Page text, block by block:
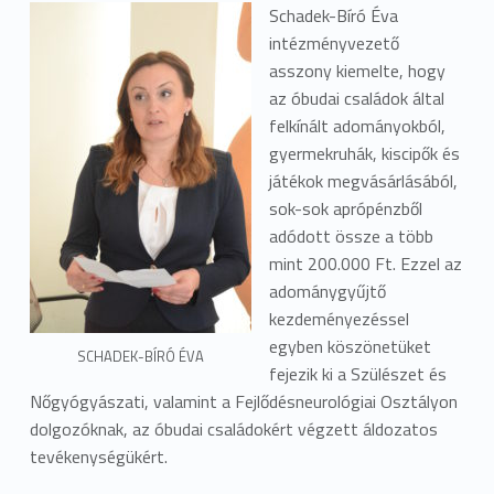
SCHADEK-BÍRÓ ÉVA
Schadek-Bíró Éva
intézményvezető
asszony kiemelte, hogy
az óbudai családok által
felkínált adományokból,
gyermekruhák, kiscipők és
játékok megvásárlásából,
sok-sok aprópénzből
adódott össze a több
mint 200.000 Ft. Ezzel az
adománygyűjtő
kezdeményezéssel
egyben köszönetüket
fejezik ki a Szülészet és
Nőgyógyászati, valamint a Fejlődésneurológiai Osztályon
dolgozóknak, az óbudai családokért végzett áldozatos
tevékenységükért.